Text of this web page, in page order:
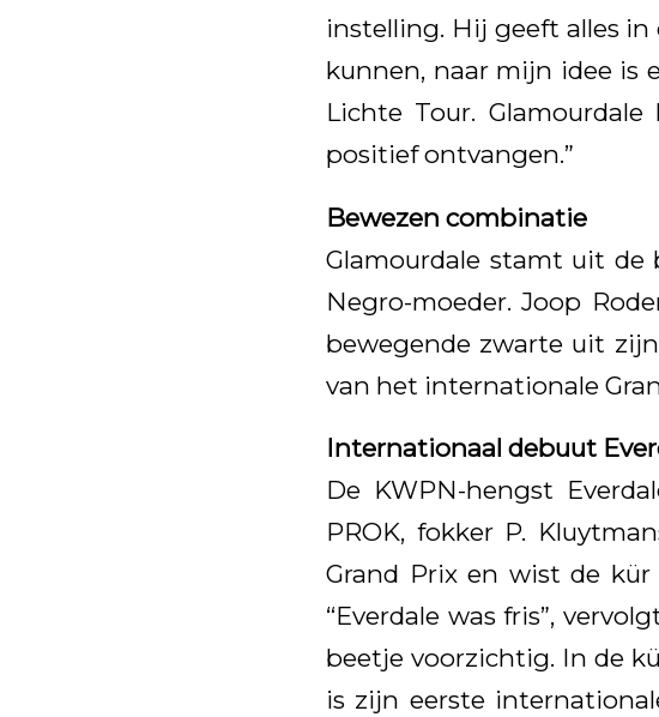
instelling. Hij geeft alles
kunnen, naar mijn idee is
Lichte Tour.
positief ontvangen.”
Bewezen combinatie
Glamourdale stamt uit de
Negro-moeder. Joop
bewegende zwarte uit
van het internationale
Internationaal debuut
De KWPN-hengst
PROK, fokker P.
Grand Prix en wist de
“Everdale was fris”,
beetje voorzichtig. In de
is zijn eerste